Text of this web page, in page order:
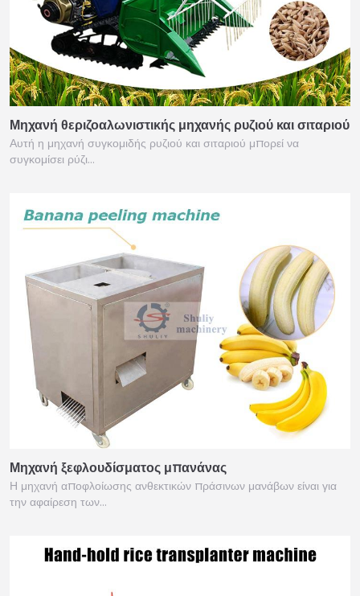
Μηχανή θεριζοαλωνιστικής μηχανής ρυζιού και σιταριού
Αυτή η μηχανή συγκομιδής ρυζιού και σιταριού μπορεί να
συγκομίσει ρύζι…
Μηχανή ξεφλουδίσματος μπανάνας
Η μηχανή αποφλοίωσης ανθεκτικών πράσινων μανάβων είναι για
την αφαίρεση των…